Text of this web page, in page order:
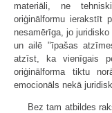
materiāli, ne
oriģinālformu ierakstīt
nesamērīga, jo
un ailē "īpašas
atzīst, ka vienīgais
oriģinālforma tiktu
emocionāls nekā
Bez tam atbildes